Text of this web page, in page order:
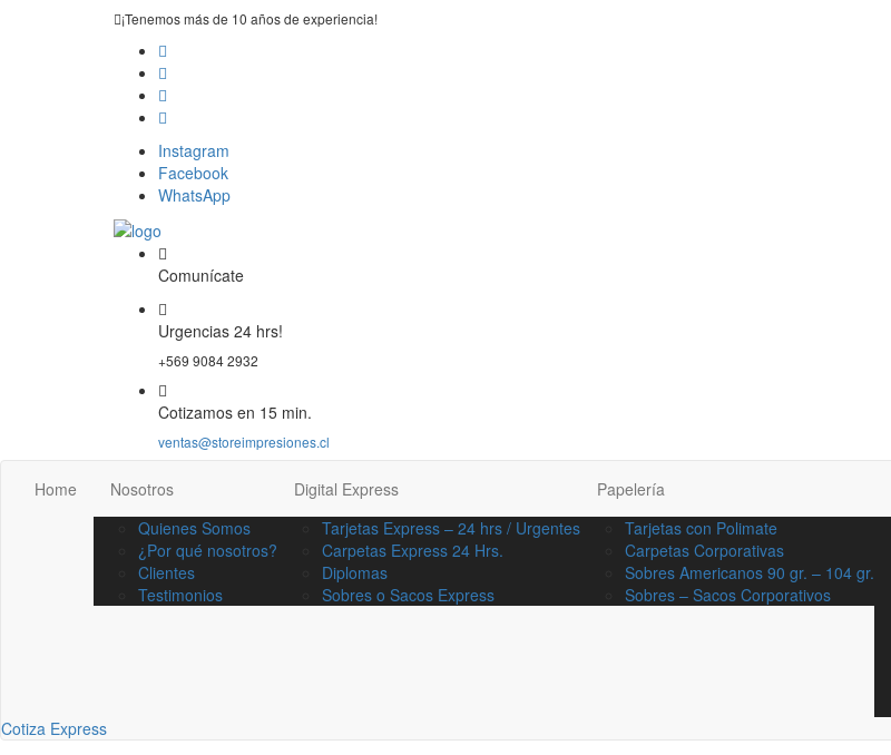
¡Tenemos más de 10 años de experiencia!
Instagram
Facebook
WhatsApp
Comunícate
Urgencias 24 hrs!
+569 9084 2932
Cotizamos en 15 min.
ventas@storeimpresiones.cl
Home
Nosotros
Quienes Somos
¿Por qué nosotros?
Clientes
Testimonios
Digital Express
Tarjetas Express – 24 hrs / Urgentes
Carpetas Express 24 Hrs.
Diplomas
Sobres o Sacos Express
Papelería
Tarjetas con Polimate
Carpetas Corporativas
Sobres Americanos 90 gr. – 104 gr.
Sobres – Sacos Corporativos
Cotiza Express